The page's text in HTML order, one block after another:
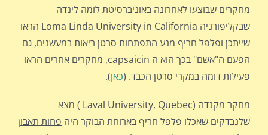
מחקרים שבוצעו לאחרונה באוניברסיטת לומה לינדה
שבקליפורניה Loma Linda University in California הראו
שייתכן ופלפל חריף מנע התפתחות סרטן ריאות במעשנים, גם
הפעם ה"אשם" בכך הוא ה capsaicin, מחקרים אחרים הראו
פעילות דומה במקרי סרטן הכבד. (כאן).
מחקר מקנדה (Laval University, Quebec ) מצא
שלנבדקים שאכלו פלפל חריף בארוחת הבוקר היה פחות תאבון